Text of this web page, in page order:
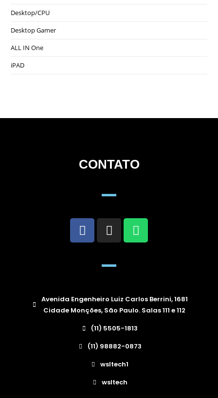
Desktop/CPU
Desktop Gamer
ALL IN One
iPAD
CONTATO
Avenida Engenheiro Luiz Carlos Berrini, 1681
Cidade Monções, São Paulo. Salas 111 e 112
(11) 5505-1813
(11) 98882-0873
wsltech1
wsltech